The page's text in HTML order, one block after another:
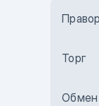
Торг
Обмен